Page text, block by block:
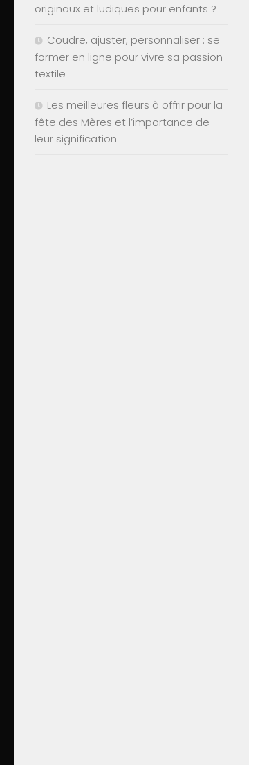
originaux et ludiques pour enfants ?
Coudre, ajuster, personnaliser : se
former en ligne pour vivre sa passion
textile
Les meilleures fleurs à offrir pour la
fête des Mères et l’importance de
leur signification